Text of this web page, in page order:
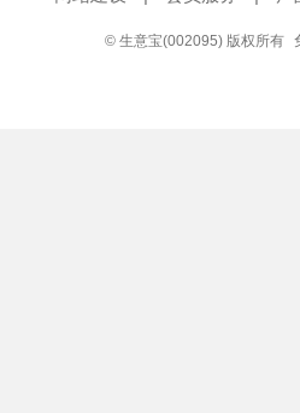
© 生意宝(002095) 版权所有